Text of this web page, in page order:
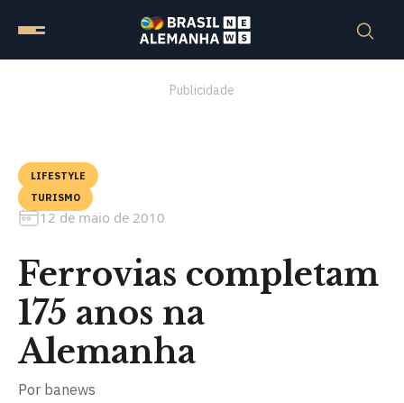
Publicidade
LIFESTYLE
TURISMO
12 de maio de 2010
Ferrovias completam
175 anos na
Alemanha
Por banews